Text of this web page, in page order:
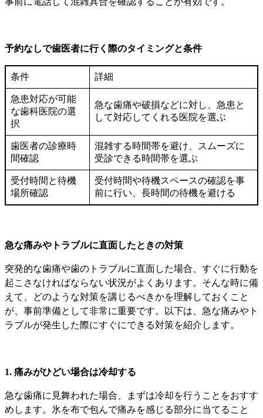
予約なしで歯医者に行く際のタイミングと条件
条件 詳細
急患対応が可能
な歯科医院の選
択
急な歯痛や破損などに対し、急患と
して対応してくれる医院を選ぶ
歯医者の診療時
間確認
混雑する時間帯を避け、スムーズに
受診できる時間帯を選ぶ
受付時間と待機
場所確認
受付時間や待機スペースの確認を事
前に行い、長時間の待機を避ける
急な痛みやトラブルに直面したときの対策
突発的な歯痛や歯のトラブルに直面した場合、すぐに行動を
起こさなければならない状況がよくあります。そんな時に備
えて、どのような対策を講じるべきかを理解しておくこと
が、事前準備として非常に重要です。以下は、急な痛みやト
ラブルが発生した際にすぐにできる対策を紹介します。
1. 痛みがひどい場合は冷却する
急な歯痛に見舞われた場合、まずは冷却を行うことをおすす
めします。氷を布で包んで痛みを感じる部分に当てること